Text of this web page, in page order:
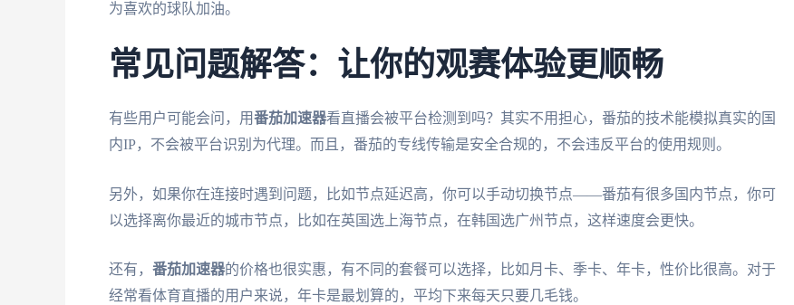
为喜欢的球队加油。
常见问题解答：让你的观赛体验更顺畅
有些用户可能会问，用番茄加速器看直播会被平台检测到吗？其实不用担心，番茄的技术能模拟真实的国
内IP，不会被平台识别为代理。而且，番茄的专线传输是安全合规的，不会违反平台的使用规则。
另外，如果你在连接时遇到问题，比如节点延迟高，你可以手动切换节点——番茄有很多国内节点，你可
以选择离你最近的城市节点，比如在英国选上海节点，在韩国选广州节点，这样速度会更快。
还有， 番茄加速器的价格也很实惠，有不同的套餐可以选择，比如月卡、季卡、年卡，性价比很高。对于
经常看体育直播的用户来说，年卡是最划算的，平均下来每天只要几毛钱。